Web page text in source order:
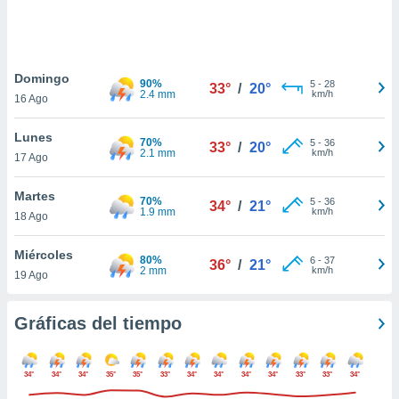
únicos
similares
como
IP
de
traten tus
a lo que
Para
Domingo
16 Ago
90%
2.4 mm
33° / 20° 5- 28
km/h
Lunes
17 Ago
70%
2.1 mm
33° / 20° 5- 36
km/h
Martes
18 Ago
70%
1.9 mm
34° / 21° 5- 36
km/h
Miércoles
19 Ago
80%
2 mm
36° / 21° 6- 37
km/h
Gráficas del tiempo
34° 34° 34° 35° 35° 33° 34° 34° 34° 34° 33° 33° 34°